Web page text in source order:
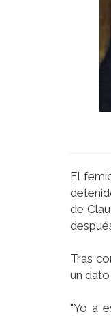
El
de
Tras
un
"Yo a